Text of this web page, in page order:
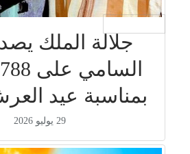
جلالة الملك
بمناسبة عيد
29 يوليو 2026